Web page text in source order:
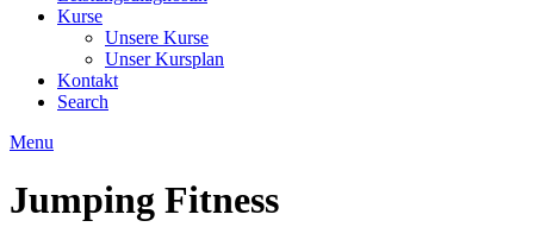
Kurse
Unsere Kurse
Unser Kursplan
Kontakt
Search
Menu
Jumping Fitness